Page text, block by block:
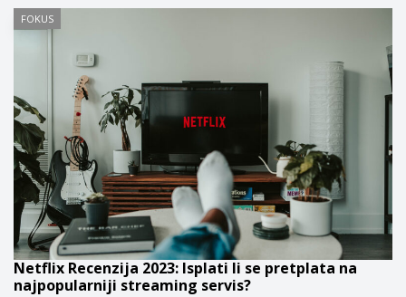
FOKUS
Netflix Recenzija 2023: Isplati li se pretplata na
najpopularniji streaming servis?